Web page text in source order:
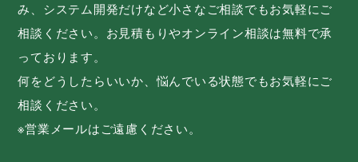
み、システム開発だけなど小さなご相談でもお気軽にご
相談ください。お見積もりやオンライン相談は無料で承
っております。
何をどうしたらいいか、悩んでいる状態でもお気軽にご
相談ください。
※営業メールはご遠慮ください。